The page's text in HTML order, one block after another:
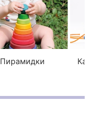
Пирамидки